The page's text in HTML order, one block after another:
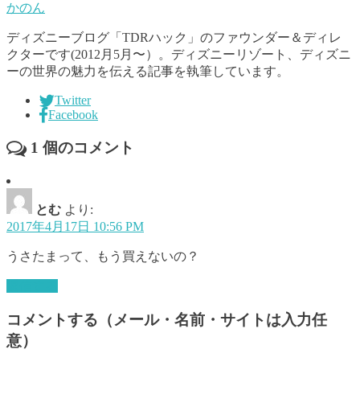
かのん
ディズニーブログ「TDRハック」のファウンダー＆ディレ
クターです(2012月5月〜）。ディズニーリゾート、ディズニ
ーの世界の魅力を伝える記事を執筆しています。
Twitter
Facebook
1 個のコメント
とむ より:
2017年4月17日 10:56 PM
うさたまって、もう買えないの？
コメントする（メール・名前・サイトは入力任
意）